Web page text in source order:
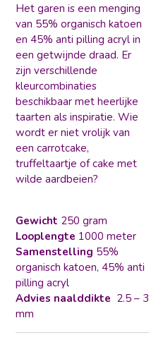
Het garen is een menging
van 55% organisch katoen
en 45% anti pilling acryl in
een getwijnde draad. Er
zijn verschillende
kleurcombinaties
beschikbaar met heerlijke
taarten als inspiratie. Wie
wordt er niet vrolijk van
een carrotcake,
truffeltaartje of cake met
wilde aardbeien?
Gewicht 250 gram
Looplengte 1000 meter
Samenstelling 55%
organisch katoen, 45% anti
pilling acryl
Advies naalddikte 2.5 – 3
mm